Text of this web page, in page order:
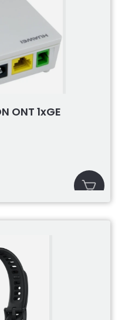
ONT 1xGE